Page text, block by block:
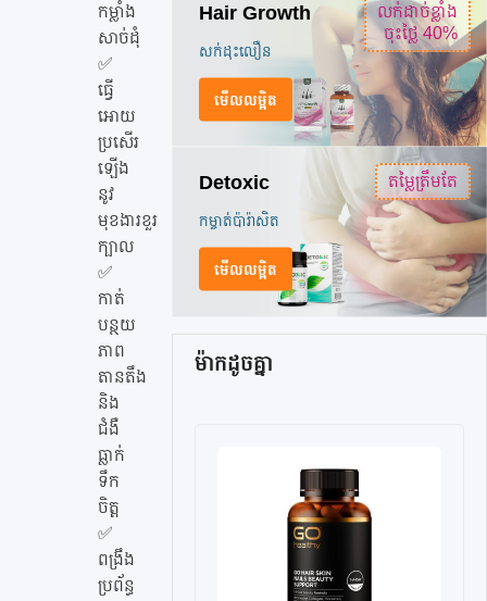
កម្លាំង
សាច់ដុំ
✅
ធ្វើ
អោយ
ប្រសើរ
ឡើង
នូវ
មុខងារខួរ
ក្បាល
✅
កាត់
បន្ថយ
ភាព
តានតឹង
និង
ជំងឺ
ធ្លាក់
ទឹក
ចិត្ត
✅
ពង្រឹង
ប្រព័ន្ធ
លក់ដាច់ខ្លាំង
ចុះថ្លៃ 40%
Hair Growth
សក់ដុះលឿន
មើលលម្អិត
ត​ម្លៃត្រឹមតែ
Detoxic
កម្ចាត់ប៉ារ៉ាសិត
មើលលម្អិត
ម៉ាកដូចគ្នា